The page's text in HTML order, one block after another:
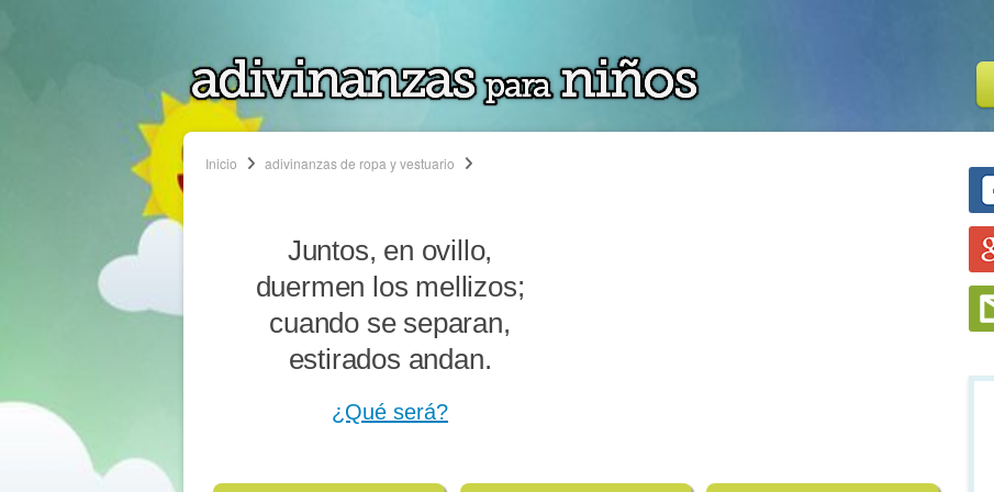
Inicio adivinanzas de ropa y vestuario
Juntos, en ovillo,
duermen los mellizos;
cuando se separan,
estirados andan.
¿Qué será?